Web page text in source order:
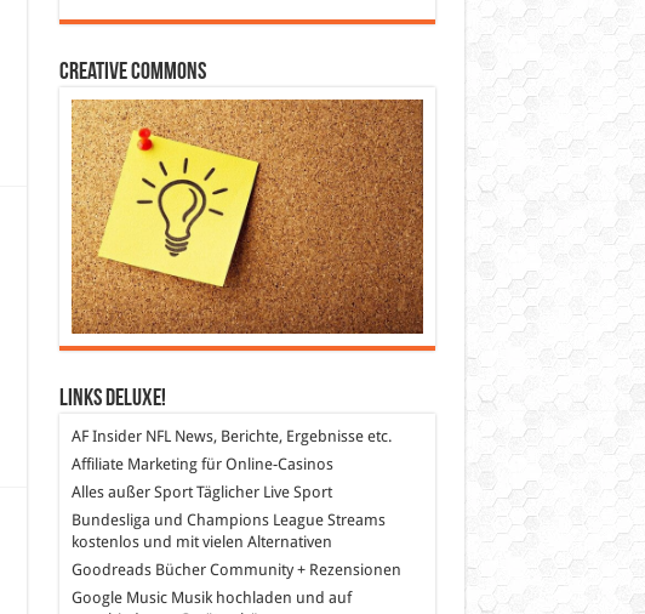
Creative Commons
Links DeLuXe!
AF InsiderNFL News, Berichte, Ergebnisse etc.
Affiliate Marketingfür Online-Casinos
Alles außer SportTäglicher Live Sport
Bundesliga und Champions League Streams
kostenlos und mit vielen Alternativen
GoodreadsBücher Community + Rezensionen
Google MusicMusik hochladen und auf